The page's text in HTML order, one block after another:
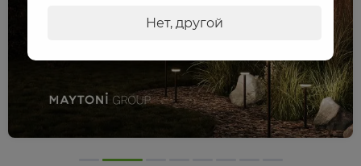
Нет, другой